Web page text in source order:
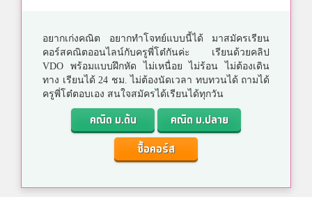
อยากเก่งคณิต อยากทำโจทย์แบบนี้ได้ มาสมัครเรียน
คอร์สคณิตออนไลน์กับครูพี่โต๋กันค่ะ เรียนด้วยคลิป
VDO พร้อมแบบฝึกหัด ไม่เหนื่อย ไม่ร้อน ไม่ต้องเดิน
ทาง เรียนได้ 24 ชม. ไม่ต้องนัดเวลา ทบทวนได้ ถามได้
ครูพี่โต๋ตอบเอง สนใจสมัครได้เรียนได้ทุกวัน
คณิต ม.ต้น
คณิต ม.ปลาย
ซื้อคอร์ส